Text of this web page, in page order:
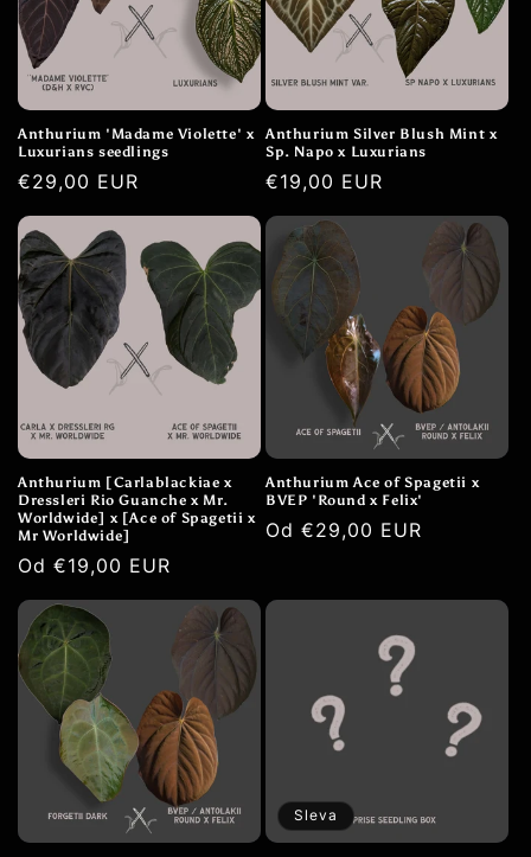
Anthurium 'Madame Violette' x
Luxurians seedlings
Běžná
cena
€29,00 EUR
Anthurium Silver Blush Mint x
Sp. Napo x Luxurians
Běžná
cena
€19,00 EUR
Anthurium [Carlablackiae x
Dressleri Rio Guanche x Mr.
Worldwide] x [Ace of Spagetii x
Mr Worldwide]
Běžná
cena
Od €19,00 EUR
Anthurium Ace of Spagetii x
BVEP 'Round x Felix'
Běžná
Od €29,00 EUR
Sleva